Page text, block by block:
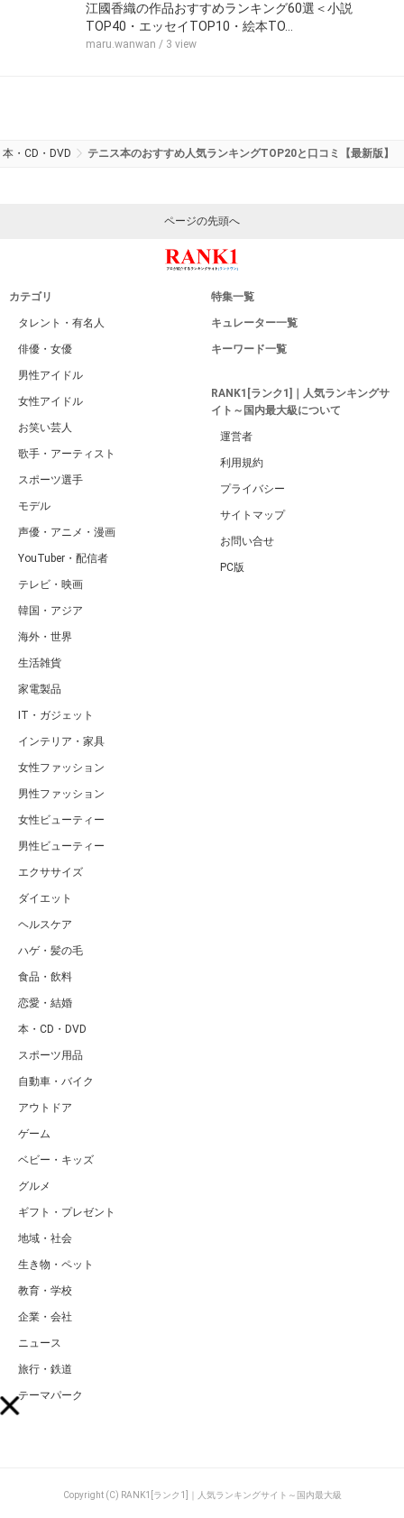
江國香織の作品おすすめランキング60選＜小説
TOP40・エッセイTOP10・絵本TO…
maru.wanwan / 3 view
本・CD・DVD テニス本のおすすめ人気ランキングTOP20と口コミ【最新版】
ページの先頭へ
カテゴリ
タレント・有名人
俳優・女優
男性アイドル
女性アイドル
お笑い芸人
歌手・アーティスト
スポーツ選手
モデル
声優・アニメ・漫画
YouTuber・配信者
テレビ・映画
韓国・アジア
海外・世界
生活雑貨
家電製品
IT・ガジェット
インテリア・家具
女性ファッション
男性ファッション
女性ビューティー
男性ビューティー
エクササイズ
ダイエット
ヘルスケア
ハゲ・髪の毛
食品・飲料
恋愛・結婚
本・CD・DVD
スポーツ用品
自動車・バイク
アウトドア
ゲーム
ベビー・キッズ
グルメ
ギフト・プレゼント
地域・社会
生き物・ペット
教育・学校
企業・会社
ニュース
旅行・鉄道
テーマパーク
特集一覧
キュレーター一覧
キーワード一覧
RANK1[ランク1]｜人気ランキングサ
イト～国内最大級について
運営者
利用規約
プライバシー
サイトマップ
お問い合せ
PC版
Copyright (C) RANK1[ランク1]｜人気ランキングサイト～国内最大級